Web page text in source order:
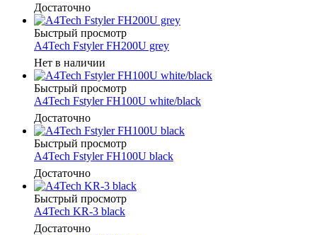
Достаточно
Быстрый просмотр
A4Tech Fstyler FH200U grey
Нет в наличии
Быстрый просмотр
A4Tech Fstyler FH100U white/black
Достаточно
Быстрый просмотр
A4Tech Fstyler FH100U black
Достаточно
Быстрый просмотр
A4Tech KR-3 black
Достаточно